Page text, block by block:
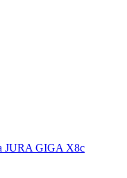
JURA GIGA X8c